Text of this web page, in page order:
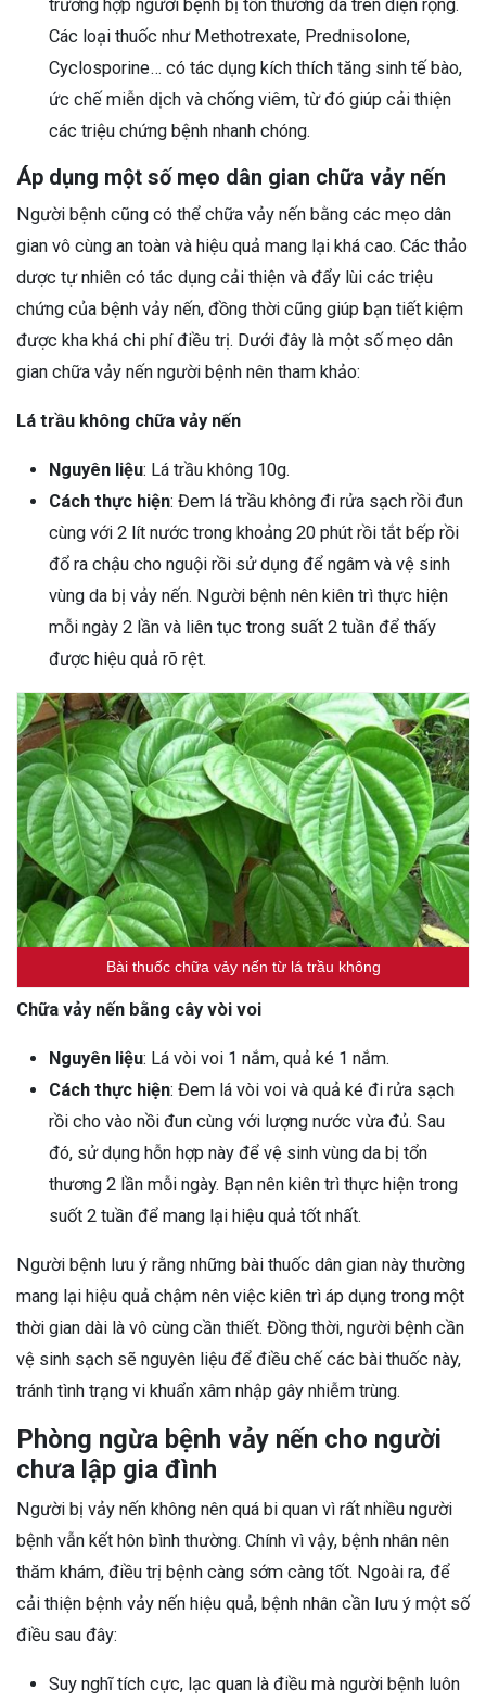
trường hợp người bệnh bị tổn thương da trên diện rộng.
Các loại thuốc như Methotrexate, Prednisolone,
Cyclosporine… có tác dụng kích thích tăng sinh tế bào,
ức chế miễn dịch và chống viêm, từ đó giúp cải thiện
các triệu chứng bệnh nhanh chóng.
Áp dụng một số mẹo dân gian chữa vảy nến
Người bệnh cũng có thể chữa vảy nến bằng các mẹo dân
gian vô cùng an toàn và hiệu quả mang lại khá cao. Các thảo
dược tự nhiên có tác dụng cải thiện và đẩy lùi các triệu
chứng của bệnh vảy nến, đồng thời cũng giúp bạn tiết kiệm
được kha khá chi phí điều trị. Dưới đây là một số mẹo dân
gian chữa vảy nến người bệnh nên tham khảo:
Lá trầu không chữa vảy nến
Nguyên liệu: Lá trầu không 10g.
Cách thực hiện: Đem lá trầu không đi rửa sạch rồi đun
cùng với 2 lít nước trong khoảng 20 phút rồi tắt bếp rồi
đổ ra chậu cho nguội rồi sử dụng để ngâm và vệ sinh
vùng da bị vảy nến. Người bệnh nên kiên trì thực hiện
mỗi ngày 2 lần và liên tục trong suất 2 tuần để thấy
được hiệu quả rõ rệt.
Bài thuốc chữa vảy nến từ lá trầu không
Chữa vảy nến bằng cây vòi voi
Nguyên liệu: Lá vòi voi 1 nắm, quả ké 1 nắm.
Cách thực hiện: Đem lá vòi voi và quả ké đi rửa sạch
rồi cho vào nồi đun cùng với lượng nước vừa đủ. Sau
đó, sử dụng hỗn hợp này để vệ sinh vùng da bị tổn
thương 2 lần mỗi ngày. Bạn nên kiên trì thực hiện trong
suốt 2 tuần để mang lại hiệu quả tốt nhất.
Người bệnh lưu ý rằng những bài thuốc dân gian này thường
mang lại hiệu quả chậm nên việc kiên trì áp dụng trong một
thời gian dài là vô cùng cần thiết. Đồng thời, người bệnh cần
vệ sinh sạch sẽ nguyên liệu để điều chế các bài thuốc này,
tránh tình trạng vi khuẩn xâm nhập gây nhiễm trùng.
Phòng ngừa bệnh vảy nến cho người
chưa lập gia đình
Người bị vảy nến không nên quá bi quan vì rất nhiều người
bệnh vẫn kết hôn bình thường. Chính vì vậy, bệnh nhân nên
thăm khám, điều trị bệnh càng sớm càng tốt. Ngoài ra, để
cải thiện bệnh vảy nến hiệu quả, bệnh nhân cần lưu ý một số
điều sau đây:
Suy nghĩ tích cực, lạc quan là điều mà người bệnh luôn